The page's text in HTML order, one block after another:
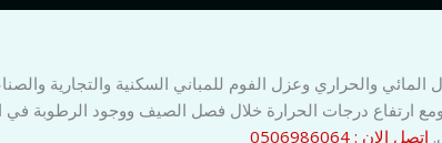
والحراري وعزل الفوم للمباني السكنية والتجارية
ومع ارتفاع درجات الحرارة خلال فصل الصيف ووجود الرطوبة
اتصل الان : 0506986064